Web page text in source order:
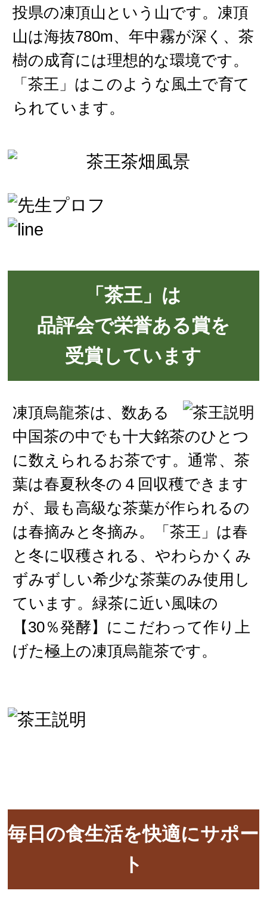
投県の凍頂山という山です。凍頂
山は海抜780m、年中霧が深く、茶
樹の成育には理想的な環境です。
「茶王」はこのような風土で育て
られています。
「茶王」は
品評会で栄誉ある賞を
受賞しています
凍頂烏龍茶は、数ある
中国茶の中でも十大銘茶のひとつ
に数えられるお茶です。通常、茶
葉は春夏秋冬の４回収穫できます
が、最も高級な茶葉が作られるの
は春摘みと冬摘み。「茶王」は春
と冬に収穫される、やわらかくみ
ずみずしい希少な茶葉のみ使用し
ています。緑茶に近い風味の
【30％発酵】にこだわって作り上
げた極上の凍頂烏龍茶です。
毎日の食生活を快適にサポー
ト